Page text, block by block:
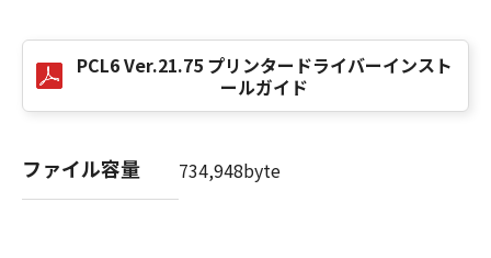
acceptance hereof by clicking the button
indicating your acceptance as stated below or
installing the SOFTWARE and remains in
effect until terminated. You may terminate
including any and all copies thereof.
This Agreement shall also terminate if you fail
PCL6 Ver.21.75 プリンタードライバーインスト
ールガイド
ファイル容量 734,948byte